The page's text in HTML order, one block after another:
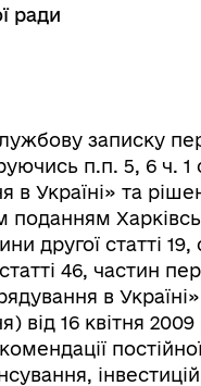
громадян
ради
записку
п.п. 5, 6 ч.
в Україні» та
поданням
другої статті 19,
46, частин
в
від 16 квітня